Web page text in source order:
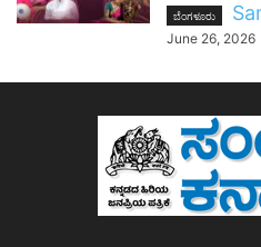
ಬೆಂಗಳೂರು
June 26, 2026